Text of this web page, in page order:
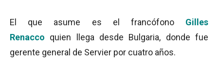
El que asume es el francófono Gilles
Renacco quien llega desde Bulgaria, donde fue
gerente general de Servier por cuatro años.